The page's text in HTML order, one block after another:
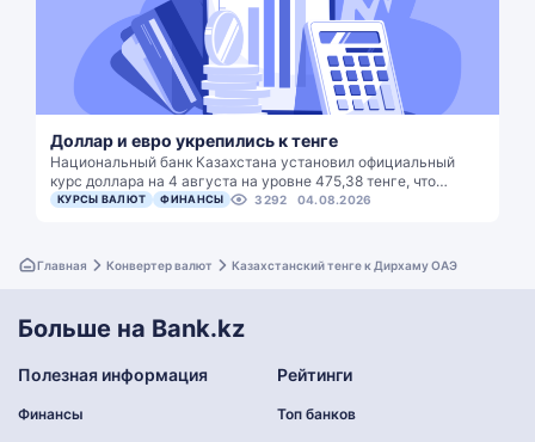
Доллар и евро укрепились к тенге
Национальный банк Казахстана установил официальный
курс доллара на 4 августа на уровне 475,38 тенге, что…
КУРСЫ ВАЛЮТ ФИНАНСЫ 3292 04.08.2026
Главная Конвертер валют Казахстанский тенге к Дирхаму ОАЭ
Больше на Bank.kz
Полезная информация
Финансы
Рейтинги
Топ банков